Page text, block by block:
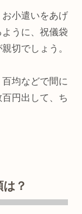
小遣いをあげ
うに、祝儀袋
切でしょう。
均などで間に
円出して、ち
？